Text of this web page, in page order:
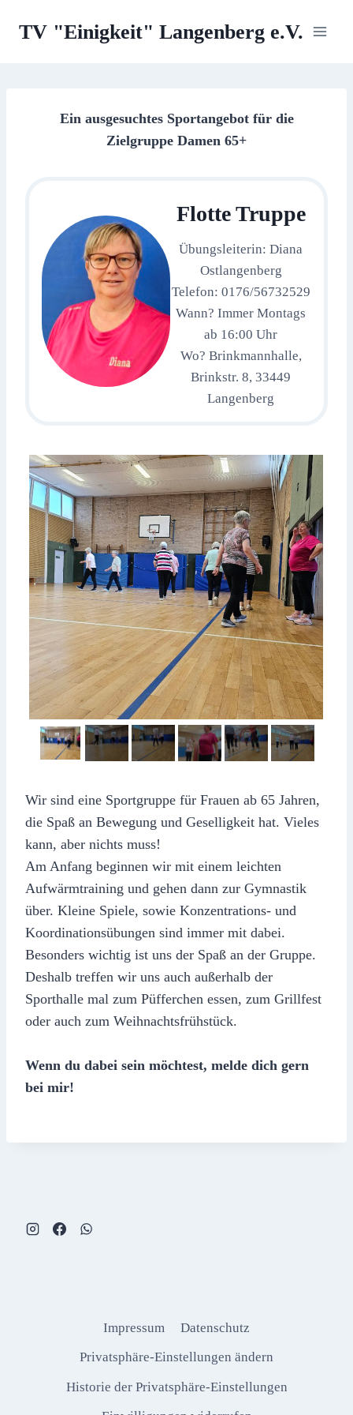
InhaltTV "Einigkeit" Langenberg e.V.
Ein ausgesuchtes Sportangebot für die
Zielgruppe Damen 65+
Flotte Truppe
Übungsleiterin: Diana
Ostlangenberg
Telefon: 0176/56732529
Wann? Immer Montags
ab 16:00 Uhr
Wo? Brinkmannhalle,
Brinkstr. 8, 33449
Langenberg
Wir sind eine Sportgruppe für Frauen ab 65 Jahren,
die Spaß an Bewegung und Geselligkeit hat. Vieles
kann, aber nichts muss!
Am Anfang beginnen wir mit einem leichten
Aufwärmtraining und gehen dann zur Gymnastik
über. Kleine Spiele, sowie Konzentrations- und
Koordinationsübungen sind immer mit dabei.
Besonders wichtig ist uns der Spaß an der Gruppe.
Deshalb treffen wir uns auch außerhalb der
Sporthalle mal zum Püfferchen essen, zum Grillfest
oder auch zum Weihnachtsfrühstück.
Wenn du dabei sein möchtest, melde dich gern
bei mir!
Impressum
Datenschutz
Privatsphäre-Einstellungen ändern
Historie der Privatsphäre-Einstellungen